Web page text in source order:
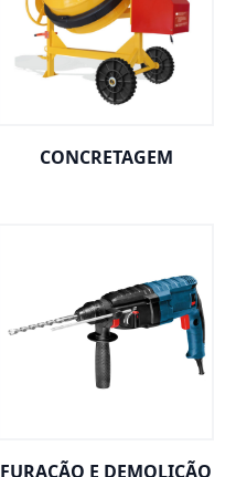
CONCRETAGEM
FURAÇÃO E DEMOLIÇÃO